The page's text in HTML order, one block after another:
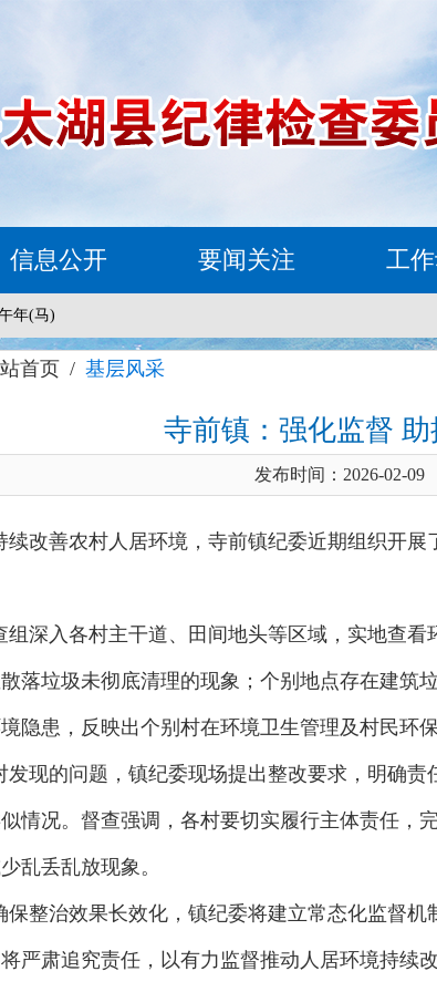
信息公开 要闻关注 工
年(马)
首页 / 基层风采
寺前镇：强化监督
发布时间：2026-02-09
续改善农村人居环境，寺前镇纪委近期组织开
组深入各村主干道、田间地头等区域，实地查
落垃圾未彻底清理的现象；个别地点存在建筑
隐患，反映出个别村在环境卫生管理及村民环
发现的问题，镇纪委现场提出整改要求，明确
情况。督查强调，各村要切实履行主体责任，
乱丢乱放现象。
保整治效果长效化，镇纪委将建立常态化监督
严肃追究责任，以有力监督推动人居环境持续